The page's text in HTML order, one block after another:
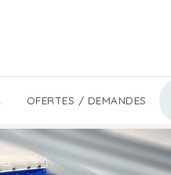
OFERTES / DEMANDES